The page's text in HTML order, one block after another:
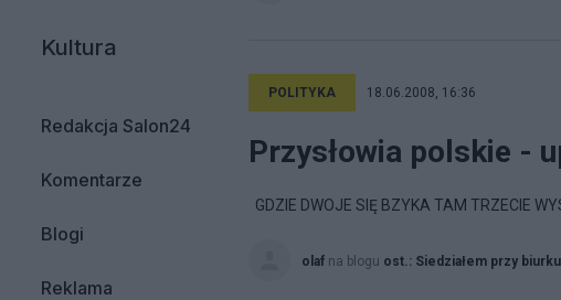
Kultura
Redakcja Salon24
Komentarze
Blogi
Reklama
POLITYKA 18.06.2008, 16:36
Przysłowia polskie -
GDZIE DWOJE SIĘ BZYKA TAM TRZECIE
olaf na blogu ost.: Siedziałem przy